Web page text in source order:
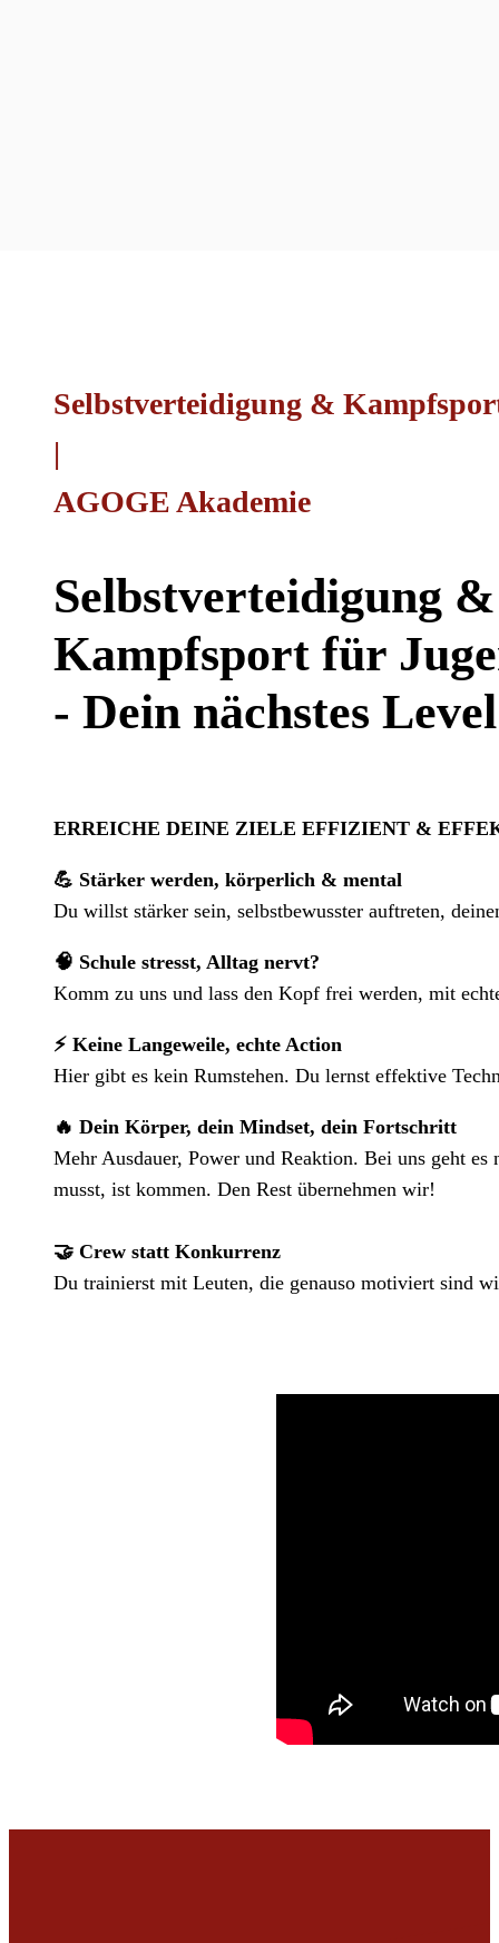
Selbstverteidigung &
|
AGOGE Akademie
Selbstverteidigung &
Kampfsport für
- Dein nächstes
ERREICHE DEINE ZIELE EFFIZIENT &
💪 Stärker werden, körperlich & mental
Du willst stärker sein, selbstbewusster auftreten,
🧠 Schule stresst, Alltag nervt?
Komm zu uns und lass den Kopf frei werden, mit
⚡ Keine Langeweile, echte Action
Hier gibt es kein Rumstehen. Du lernst effektive
🔥 Dein Körper, dein Mindset, dein Fortschritt
Mehr Ausdauer, Power und Reaktion. Bei uns geht
musst, ist kommen. Den Rest übernehmen wir!
🤝 Crew statt Konkurrenz
Du trainierst mit Leuten, die genauso motiviert sind